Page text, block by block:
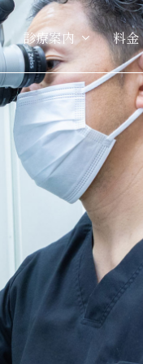
診療案内 料金